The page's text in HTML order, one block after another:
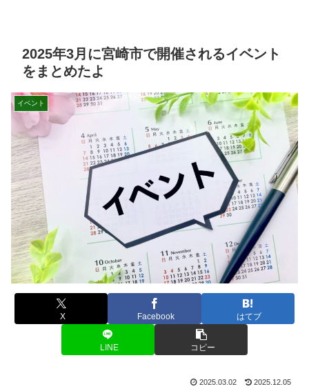
2025年3月に宮崎市で開催されるイベント
をまとめたよ
イベント
X Facebook はてブ
LINE コピー
2025.03.02 2025.12.05